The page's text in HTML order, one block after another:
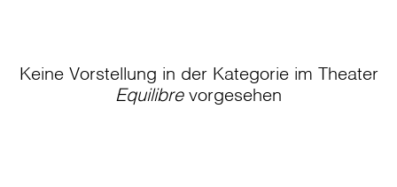
Keine Vorstellung in der Kategorie im Theater
Equilibrevorgesehen